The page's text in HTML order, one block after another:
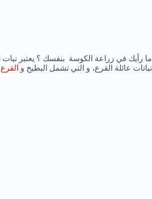
ما رأيك في زراعة الكوسة بنفسك ؟ يعتبر
نباتات عائلة القرع، و التي تشمل البطيخ و القرع